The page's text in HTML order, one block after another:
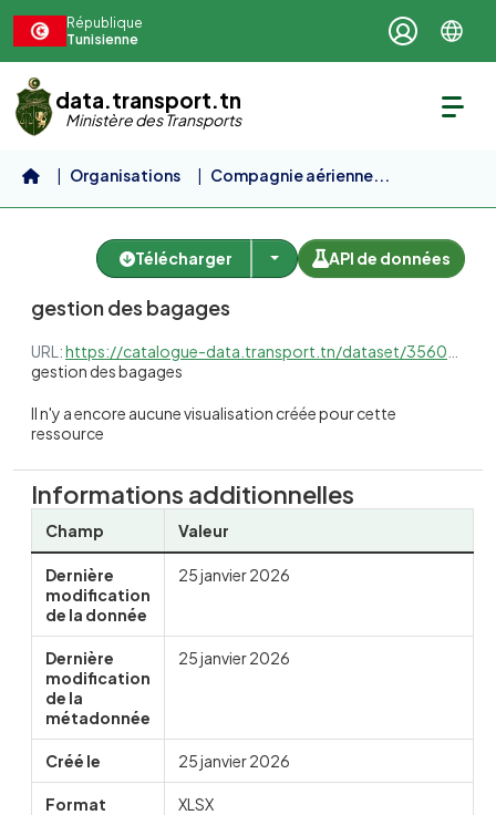
République
Tunisienne
data.transport.tn
Ministère des Transports
Organisations
Compagnie aérienne...
Télécharger API de données
gestion des bagages
URL:https://catalogue-data.transport.tn/dataset/3560a89e-ece1-43e7-a6a6-bffe9bdd6ccc/resource/65171ec7-2510-44fa-aa63-cc678a6e297a/download/3560a89e-ece1-43e7-a6a6-bffe9bdd6ccc_fc217163-c174-483d-81c9-5c130423ca8d.xlsx
gestion des bagages
Il n'y a encore aucune visualisation créée pour cette
ressource
Informations additionnelles
Champ Valeur
Dernière
modification
de la donnée
25 janvier 2026
Dernière
modification
de la
métadonnée
25 janvier 2026
Créé le 25 janvier 2026
Format XLSX